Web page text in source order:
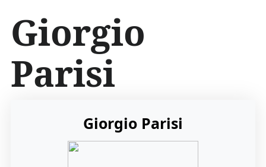
e
i
e
Giorgio
Parisi
Giorgio Parisi